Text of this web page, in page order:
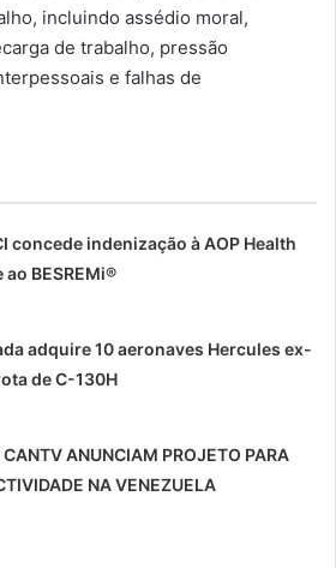
incluindo assédio moral,
de trabalho, pressão
e falhas de
concede indenização à AOP Health
BESREMi®
adquire 10 aeronaves Hercules ex-
de C-130H
CANTV ANUNCIAM PROJETO PARA
NA VENEZUELA